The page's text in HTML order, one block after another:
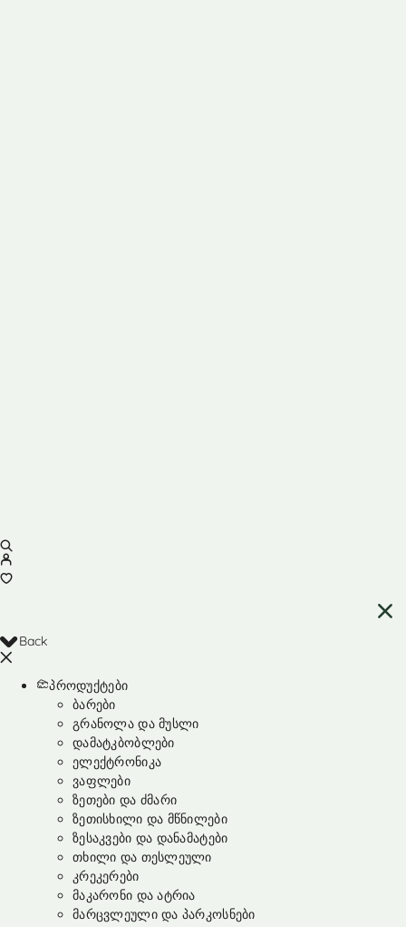
Back
პროდუქტები
ბარები
გრანოლა და მუსლი
დამატკბობლები
ელექტრონიკა
ვაფლები
ზეთები და ძმარი
ზეთისხილი და მწნილები
ზესაკვები და დანამატები
თხილი და თესლეული
კრეკერები
მაკარონი და ატრია
მარცვლეული და პარკოსნები